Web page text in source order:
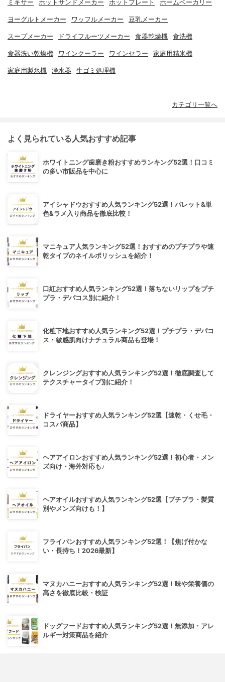
ミキサー ホットサンドメーカー ホットプレート ホームベーカリー
ヨーグルトメーカー ワッフルメーカー 豆乳メーカー
スープメーカー ドライフルーツメーカー 食器乾燥機 食洗機
食器洗い乾燥機 ワインクーラー ワインセラー 家庭用精米機
家庭用製氷機 浄水器 生ゴミ処理機
カテゴリ一覧へ
よく見られている人気おすすめ記事
ホワイトニング歯磨き粉おすすめランキング52選！口コミ
の多い市販品を中心に
アイシャドウおすすめ人気ランキング52選！パレット&単
色&ラメ入り商品を徹底比較！
マニキュア人気ランキング52選！おすすめのプチプラや速
乾タイプのネイルポリッシュを紹介！
口紅おすすめ人気ランキング52選！落ちないリップをプチ
プラ・デパコス別に紹介！
化粧下地おすすめ人気ランキング52選！プチプラ・デパコ
ス・敏感肌向けナチュラル商品も登場！
クレンジングおすすめ人気ランキング52選！徹底調査して
テクスチャータイプ別に紹介！
ドライヤーおすすめ人気ランキング52選【速乾・くせ毛・
コスパ商品】
ヘアアイロンおすすめ人気ランキング52選！初心者・メン
ズ向け・海外対応も♪
ヘアオイルおすすめ人気ランキング52選【プチプラ・髪質
別やメンズ向けも！】
フライパンおすすめ人気ランキング52選！【焦げ付かな
い・長持ち！2026最新】
マヌカハニーおすすめ人気ランキング52選！味や栄養価の
高さを徹底比較・検証
ドッグフードおすすめ人気ランキング52選！無添加・アレ
ルギー対策商品を紹介